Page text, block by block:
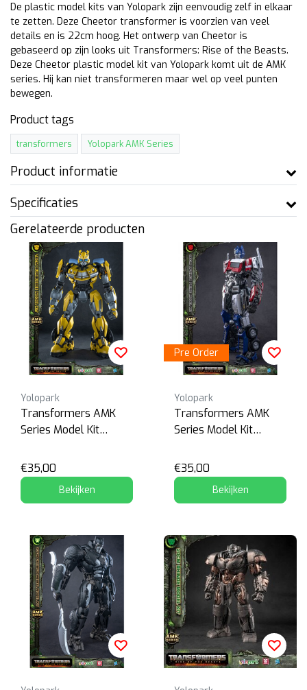
De plastic model kits van Yolopark zijn eenvoudig zelf in elkaar
te zetten. Deze Cheetor transformer is voorzien van veel
details en is 22cm hoog. Het ontwerp van Cheetor is
gebaseerd op zijn looks uit Transformers: Rise of the Beasts.
Deze Cheetor plastic model kit van Yolopark komt uit de AMK
series. Hij kan niet transformeren maar wel op veel punten
bewegen.
Product tags
transformers Yolopark AMK Series
Product informatie
Specificaties
Gerelateerde producten
Yolopark
Transformers AMK
Series Model Kit
€35,00
Bekijken
Pre Order
Yolopark
Transformers AMK
Series Model Kit
€35,00
Bekijken